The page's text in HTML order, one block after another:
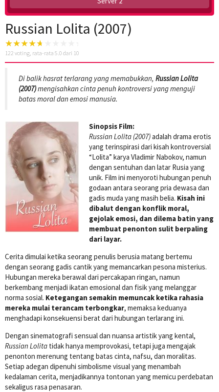
Russian Lolita (2007)
122 voting, rata-rata 5.0 dari 10
Di balik hasrat terlarang yang memabukkan, Russian Lolita
(2007)mengisahkan cinta penuh kontroversi yang menguji
batas moral dan emosi manusia.
Sinopsis Film:
Russian Lolita (2007)adalah drama erotis
yang terinspirasi dari kisah kontroversial
“Lolita” karya Vladimir Nabokov, namun
dengan sentuhan dan latar Rusia yang
unik. Film ini menyoroti hubungan penuh
godaan antara seorang pria dewasa dan
gadis muda yang masih belia. Kisah ini
dibalut dengan konflik moral,
gejolak emosi, dan dilema batin yang
membuat penonton sulit berpaling
dari layar.
Cerita dimulai ketika seorang penulis berusia matang bertemu
dengan seorang gadis cantik yang memancarkan pesona misterius.
Hubungan mereka berawal dari percakapan ringan, namun
berkembang menjadi ikatan emosional dan fisik yang melanggar
norma sosial. Ketegangan semakin memuncak ketika rahasia
mereka mulai terancam terbongkar, memaksa keduanya
menghadapi konsekuensi berat dari hubungan terlarang ini.
Dengan sinematografi sensual dan nuansa artistik yang kental,
Russian Lolita tidak hanya memprovokasi, tetapi juga mengajak
penonton merenung tentang batas cinta, nafsu, dan moralitas.
Setiap adegan dipenuhi simbolisme visual yang menambah
kedalaman cerita, menjadikannya tontonan yang memicu perdebatan
sekaligus rasa penasaran.